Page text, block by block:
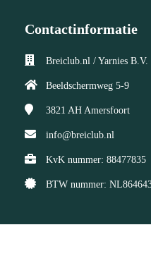
Contactinformatie
Breiclub.nl / Yarnies B.V.
Beeldschermweg 5-9
3821 AH Amersfoort
info@breiclub.nl
KvK nummer: 88477835
BTW nummer: